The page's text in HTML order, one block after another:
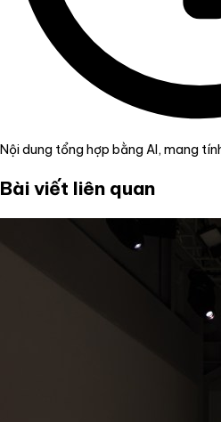
Nội dung tổng hợp bằng AI, mang
Bài viết liên quan